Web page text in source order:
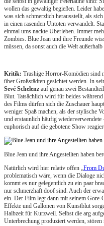
wollen das gewaltig begießen. Leider
was sich schmerzlich herausstellt, als
in einen rasenden Untoten verwandelt.
einmal ums nackte Überleben. Immer
Zombies. Blue Jean und ihre Freunde
müssen, da sonst auch die Welt
Kritik: Trashige Horror-Komödien sind
über Großstädten gesichtet werden. In
Sevé Schelenz auf genau zwei
Blut. Tatsächlich wird für beides
des Films dürfen sich die Zuschauer
weniger Spaß machen, als der stylische
und erstaunlich häufig
euphorisch auf die gebotene Show
Blue Jean und ihre Angestellten haben
Natürlich wird hier relativ offen „From
problematisch wäre, wenn die Dialoge
kommt es nur gelegentlich zu ein paar
nur schmerzhaft doof sind. Auch der
ein. Der Film legt dann mit seinem Gore-
Effekte und Gallonen von Kunstblut
Halbzeit für Kurzweil. Selbst die arg
Unterbrechung produziert werden,